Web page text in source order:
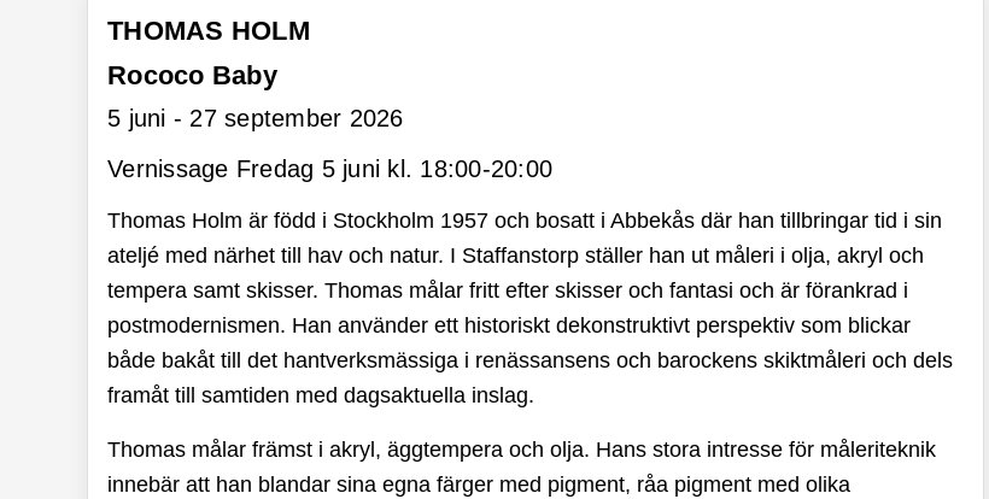
THOMAS HOLM
Rococo Baby
5 juni - 27 september 2026
Vernissage Fredag 5 juni kl. 18:00-20:00
Thomas Holm är född i Stockholm 1957 och bosatt i Abbekås där han tillbringar tid i sin
ateljé med närhet till hav och natur. I Staffanstorp ställer han ut måleri i olja, akryl och
tempera samt skisser. Thomas målar fritt efter skisser och fantasi och är förankrad i
postmodernismen. Han använder ett historiskt dekonstruktivt perspektiv som blickar
både bakåt till det hantverksmässiga i renässansens och barockens skiktmåleri och dels
framåt till samtiden med dagsaktuella inslag.
Thomas målar främst i akryl, äggtempera och olja. Hans stora intresse för måleriteknik
innebär att han blandar sina egna färger med pigment, råa pigment med olika